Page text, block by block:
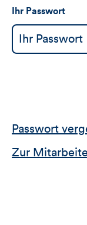
Ihr Passwort
Passwort
Zur